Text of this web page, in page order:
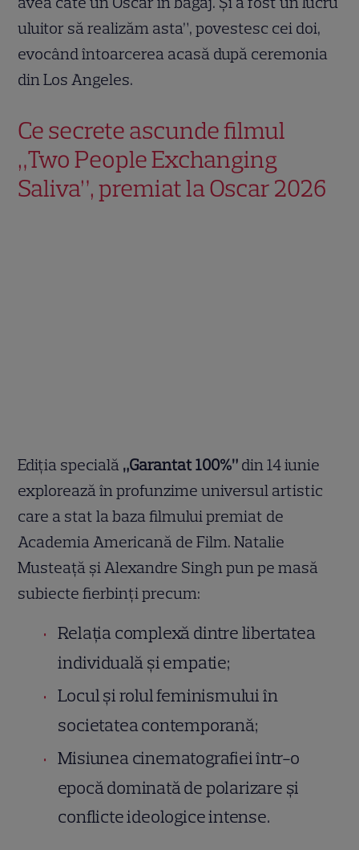
uluitor să realizăm asta”, povestesc cei doi,
evocând întoarcerea acasă după ceremonia
din Los Angeles.
Ce secrete ascunde filmul
„Two People Exchanging
Saliva”, premiat la Oscar 2026
Ediția specială „Garantat 100%” din 14 iunie
explorează în profunzime universul artistic
care a stat la baza filmului premiat de
Academia Americană de Film. Natalie
Musteață și Alexandre Singh pun pe masă
subiecte fierbinți precum:
Relația complexă dintre libertatea
individuală și empatie;
Locul și rolul feminismului în
societatea contemporană;
Misiunea cinematografiei într-o
epocă dominată de polarizare și
conflicte ideologice intense.